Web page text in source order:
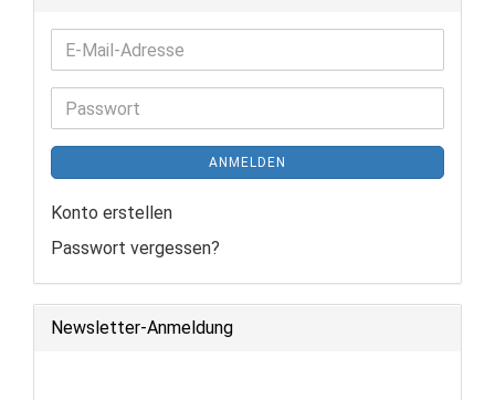
E-
Mail-
Adresse
Passwort
ANMELDEN
Konto erstellen
Passwort vergessen?
Newsletter-Anmeldung